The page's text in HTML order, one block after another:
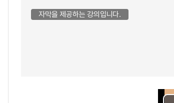
자막을 제공하는 강의입니다.